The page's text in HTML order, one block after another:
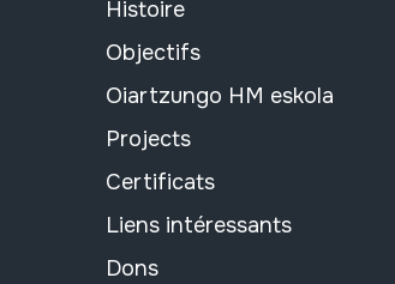
Histoire
Objectifs
Oiartzungo HM eskola
Projects
Certificats
Liens intéressants
Dons